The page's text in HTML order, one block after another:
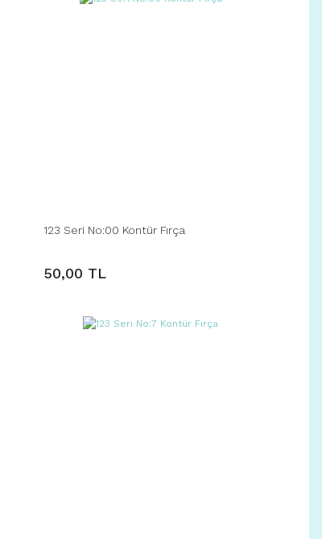
123 Seri No:00 Kontür Fırça
50,00 TL